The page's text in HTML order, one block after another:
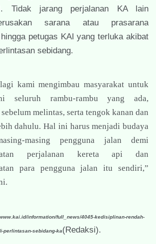
Tidak jarang perjalanan KA lain
sarana atau prasarana
petugas KAI yang terluka akibat
sebidang.
kami mengimbau masyarakat untuk
seluruh rambu-rambu yang ada,
melintas, serta tengok kanan dan
dahulu. Hal ini harus menjadi budaya
masing pengguna jalan demi
perjalanan kereta api dan
para pengguna jalan itu sendiri,”
information/full_news/4045-kedisiplinan-rendah-
perlintasan-sebidang-ka(Redaksi).